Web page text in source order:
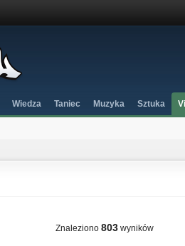
Wiedza Taniec Muzyka Sztuka
Znaleziono 803 wyników